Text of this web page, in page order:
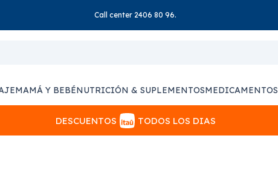
Call center 2406 80 96.
MAMÁ Y BEBÉNUTRICIÓN & SUPLEMENTOSMEDICAMENTOS
DESCUENTOS TODOS LOS DIAS